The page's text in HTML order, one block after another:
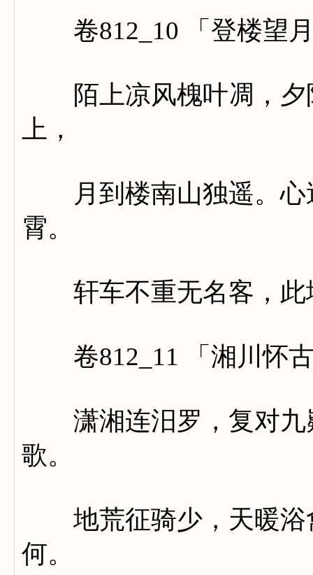
卷812_10 「登楼望月
陌上凉风槐叶凋，夕
上，
月到楼南山独遥。心
霄。
轩车不重无名客，此
卷812_11 「湘川怀
潇湘连汨罗，复对九
歌。
地荒征骑少，天暖浴
何。